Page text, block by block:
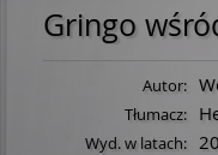
Gringo
Autor:
Tłumacz:
Wyd. w latach: